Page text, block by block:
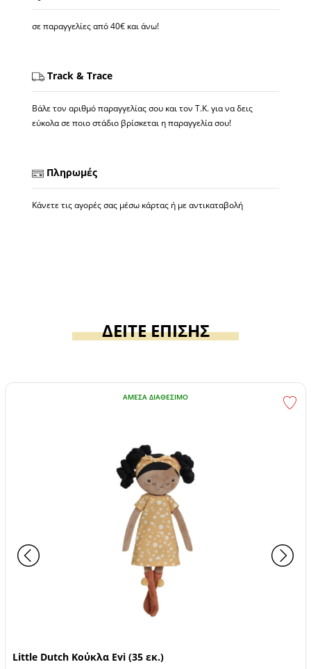
σε παραγγελίες από 40€ και άνω!
Track & Trace
Βάλε τον αριθμό παραγγελίας σου και τον Τ.Κ. για να δεις
εύκολα σε ποιο στάδιο βρίσκεται η παραγγελία σου!
Πληρωμές
Κάνετε τις αγορές σας μέσω κάρτας ή με αντικαταβολή
ΔΕΙΤΕ ΕΠΙΣΗΣ
ΆΜΕΣΑ ΔΙΑΘΈΣΙΜΟ
Little Dutch Κούκλα Evi (35 εκ.)